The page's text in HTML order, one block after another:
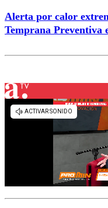
Alerta por calor
Temprana Preventiva